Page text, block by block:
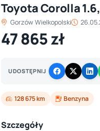
Toyota Corolla
Gorzów Wielkopolski
47 865 zł
UDOSTĘPNIJ
128 675 km Benzyna
Szczegóły